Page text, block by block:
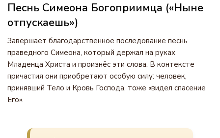
Песнь Симеона Богоприимца («Ныне
отпускаешь»)
Завершает благодарственное последование песнь
праведного Симеона, который держал на руках
Младенца Христа и произнёс эти слова. В контексте
причастия они приобретают особую силу: человек,
принявший Тело и Кровь Господа, тоже «видел спасение
Его».